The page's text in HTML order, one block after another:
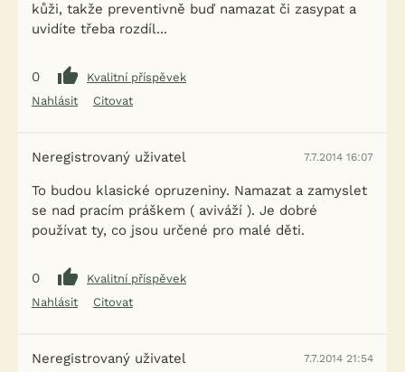
kůži, takže preventivně buď namazat či zasypat a
uvidíte třeba rozdíl...
0
Kvalitní příspěvek
Nahlásit
Citovat
Neregistrovaný uživatel 7.7.2014 16:07
To budou klasické opruzeniny. Namazat a zamyslet
se nad pracím práškem ( aviváží ). Je dobré
používat ty, co jsou určené pro malé děti.
0
Kvalitní příspěvek
Nahlásit
Citovat
Neregistrovaný uživatel 7.7.2014 21:54